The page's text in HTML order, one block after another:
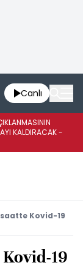
Canlı
KALDIRACAK -
Kovid-19
19